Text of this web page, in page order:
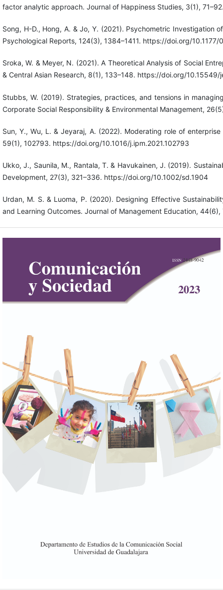
factor analytic approach. Journal of Happiness Studies, 3(1),
Song, H-D., Hong, A. & Jo, Y. (2021). Psychometric Investigation
Psychological Reports, 124(3), 1384–1411. https://doi.org/
Sroka, W. & Meyer, N. (2021). A Theoretical Analysis of Social
& Central Asian Research, 8(1), 133–148. https://doi.org/10.15549/
Stubbs, W. (2019). Strategies, practices, and tensions in
Corporate Social Responsibility & Environmental Management,
Sun, Y., Wu, L. & Jeyaraj, A. (2022). Moderating role of
59(1), 102793. https://doi.org/10.1016/j.ipm.2021.102793
Ukko, J., Saunila, M., Rantala, T. & Havukainen, J. (2019).
Development, 27(3), 321–336. https://doi.org/10.1002/sd.1904
Urdan, M. S. & Luoma, P. (2020). Designing Effective
and Learning Outcomes. Journal of Management Education,